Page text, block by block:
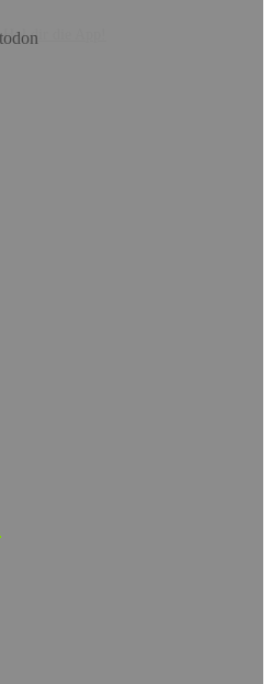
Hol dir die App!